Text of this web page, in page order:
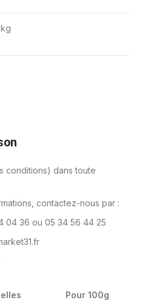
kg
conditions) dans toute
contactez-nous par :
04 36 ou 05 34 56 44 25
Pour 100g